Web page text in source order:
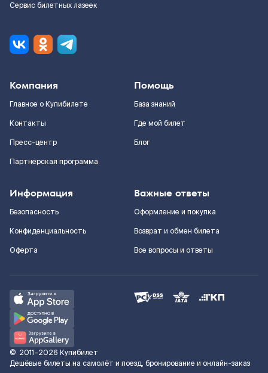
Сервис билетных лазеек
Компания
Главное о Купибилете
Контакты
Пресс-центр
Партнерская программа
Помощь
База знаний
Где мой билет
Блог
Информация
Безопасность
Конфиденциальность
Оферта
Важные ответы
Оформление и покупка
Возврат и обмен билета
Все вопросы и ответы
© 2011–2026 Купибилет
Дешёвые билеты на самолёт и поезд, бронирование и онлайн-заказ